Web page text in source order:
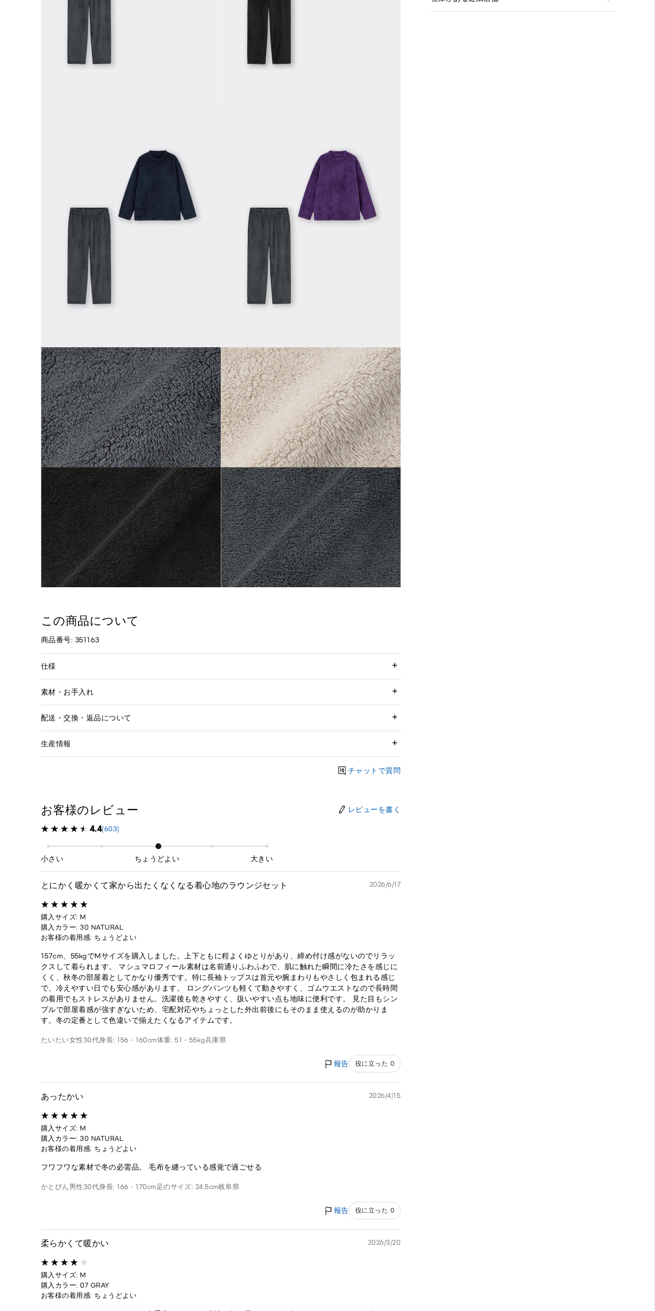
この商品について
商品番号: 351163
仕様
素材・お手入れ
配送・交換・返品について
生産情報
チャットで質問
お客様のレビュー レビューを書く
4.4(603)
小さい ちょうどよい 大きい
とにかく暖かくて家から出たくなくなる着心地のラウンジセット 2026/6/17
購入サイズ: M
購入カラー: 30 NATURAL
お客様の着用感: ちょうどよい
157cm、55kgでMサイズを購入しました。上下ともに程よくゆとりがあり、締め付け感がないのでリラッ
クスして着られます。 マシュマロフィール素材は名前通りふわふわで、肌に触れた瞬間に冷たさを感じに
くく、秋冬の部屋着としてかなり優秀です。特に長袖トップスは首元や腕まわりもやさしく包まれる感じ
で、冷えやすい日でも安心感があります。 ロングパンツも軽くて動きやすく、ゴムウエストなので長時間
の着用でもストレスがありません。洗濯後も乾きやすく、扱いやすい点も地味に便利です。 見た目もシン
プルで部屋着感が強すぎないため、宅配対応やちょっとした外出前後にもそのまま使えるのが助かりま
す。冬の定番として色違いで揃えたくなるアイテムです。
たいたい女性30代身長: 156 - 160cm体重: 51 - 55kg兵庫県
報告 役に立った 0
あったかい 2026/4/15
購入サイズ: M
購入カラー: 30 NATURAL
お客様の着用感: ちょうどよい
フワフワな素材で冬の必需品。 毛布を纏っている感覚で過ごせる
かとぴん男性30代身長: 166 - 170cm足のサイズ: 24.5cm岐阜県
報告 役に立った 0
柔らかくて暖かい 2026/3/20
購入サイズ: M
購入カラー: 07 GRAY
お客様の着用感: ちょうどよい